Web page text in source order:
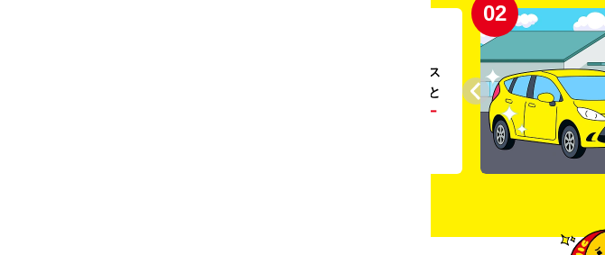
。ガソリンス
タンドや整備工場の既存インフラを活用すること
リー
02